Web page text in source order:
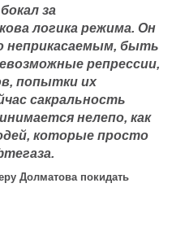
за
логика режима. Он
неприкасаемым, быть
репрессии,
попытки их
сакральность
нелепо, как
которые просто
Долматова покидать